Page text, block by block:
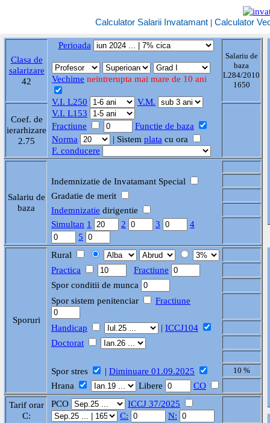
Calculator Salarii Invatamant| Calculator
Clasa de
salarizare
42
Perioada
Vechime neintrerupta mai mare de 10 ani
V.I. L250
V.M.
V.I. L153
Fractiune
Functie de baza
Norma
| Sistem plata cu ora
F. conducere
Salariu de
baza
L284/2010
1650
Coef. de
ierarhizare
2.75
Salariu de
baza
Indemnizatie de Invatamant Special
Gradatie de merit
Indemnizatie dirigentie
Simultan 1 2 3
4
5
Sporuri
Rural
Practica
Fractiune
Spor conditii de munca
Spor sistem penitenciar
Fractiune
Handicap | ICCJ104
Doctorat
Spor stres | Diminuare 01.09.2025 10 %
Hrana Libere
CO
Tarif orar
C:
PCO
ICCJ 37/2025
C:
N: